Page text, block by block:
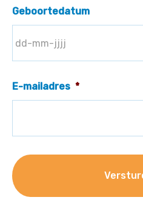
Geboortedatum
E-mailadres *